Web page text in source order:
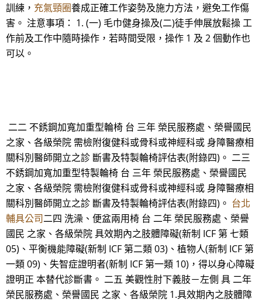
訓練， 充氣頸圈養成正確工作姿勢及施力方法，避免工作傷
害。 注意事項： 1. (一) 毛巾健身操及(二)徒手伸展放鬆操 工
作前及工作中隨時操作，若時間受限，操作 1 及 2 個動作也
可以。
二二 不銹鋼加寬加重型輪椅 台 三年 榮民服務處、榮譽國民
之家、各級榮院 需檢附復健科或骨科或神經科或 身障醫療相
關科別醫師開立之診 斷書及特製輪椅評估表(附錄四)。 二三
不銹鋼加寬加重型特製輪椅 台 三年 榮民服務處、榮譽國民
之家、各級榮院 需檢附復健科或骨科或神經科或 身障醫療相
關科別醫師開立之診 斷書及特製輪椅評估表(附錄四)。 台北
輔具公司二四 洗澡、便盆兩用椅 台 二年 榮民服務處、榮譽
國民 之家、各級榮院 具效期內之肢體障礙(新制 ICF 第 七類
05)、平衡機能障礙(新制 ICF 第二類 03)、植物人(新制 ICF 第
一類 09)、失智症證明者(新制 ICF 第一類 10)，得以身心障礙
證明正 本替代診斷書。 二五 美觀性肘下義肢－左側 具 二年
榮民服務處、榮譽國民 之家、各級榮院 1.具效期內之肢體障